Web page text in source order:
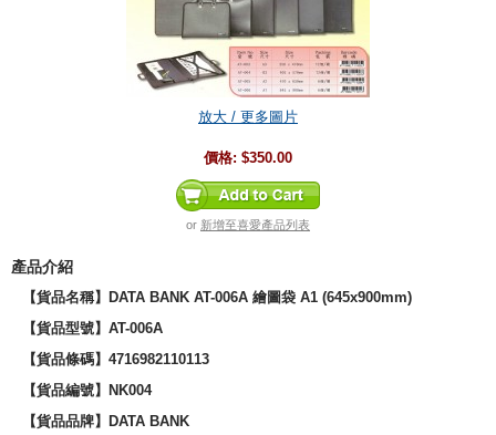
放大 / 更多圖片
價格: $350.00
or 新增至喜愛產品列表
產品介紹
【貨品名稱】DATA BANK AT-006A 繪圖袋 A1 (645x900mm)
【貨品型號】AT-006A
【貨品條碼】4716982110113
【貨品編號】NK004
【貨品品牌】
DATA BANK